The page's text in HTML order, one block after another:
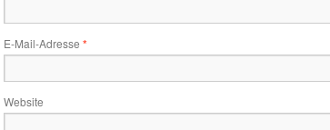
E-Mail-Adresse *
Website